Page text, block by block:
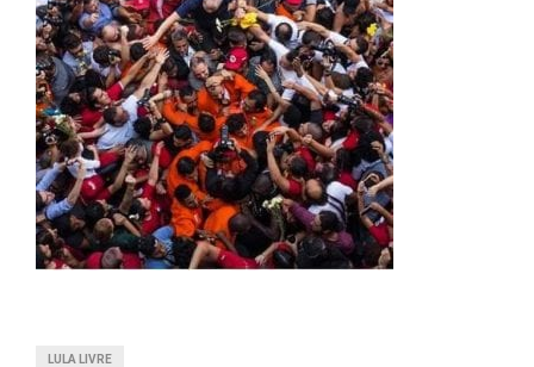
LULA LIVRE